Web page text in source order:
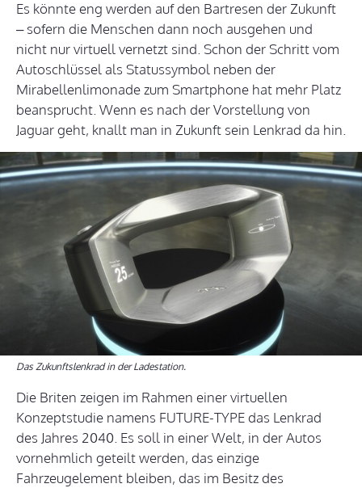
Es könnte eng werden auf den Bartresen der Zukunft
– sofern die Menschen dann noch ausgehen und
nicht nur virtuell vernetzt sind. Schon der Schritt vom
Autoschlüssel als Statussymbol neben der
Mirabellenlimonade zum Smartphone hat mehr Platz
beansprucht. Wenn es nach der Vorstellung von
Jaguar geht, knallt man in Zukunft sein Lenkrad da hin.
Das Zukunftslenkrad in der Ladestation.
Die Briten zeigen im Rahmen einer virtuellen
Konzeptstudie namens FUTURE-TYPE das Lenkrad
des Jahres 2040. Es soll in einer Welt, in der Autos
vornehmlich geteilt werden, das einzige
Fahrzeugelement bleiben, das im Besitz des